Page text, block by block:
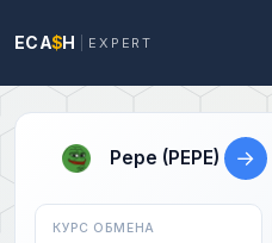
ECA$H EXPERT
Pepe (PEPE) →
КУРС ОБМЕНА